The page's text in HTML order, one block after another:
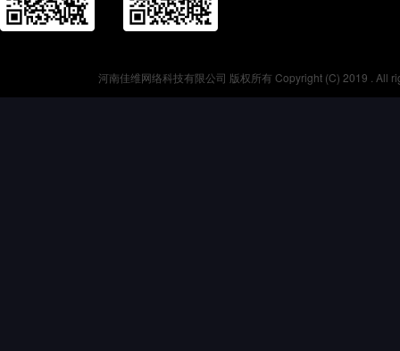
河南佳维网络科技有限公司 版权所有 Copyright (C) 2019 . All